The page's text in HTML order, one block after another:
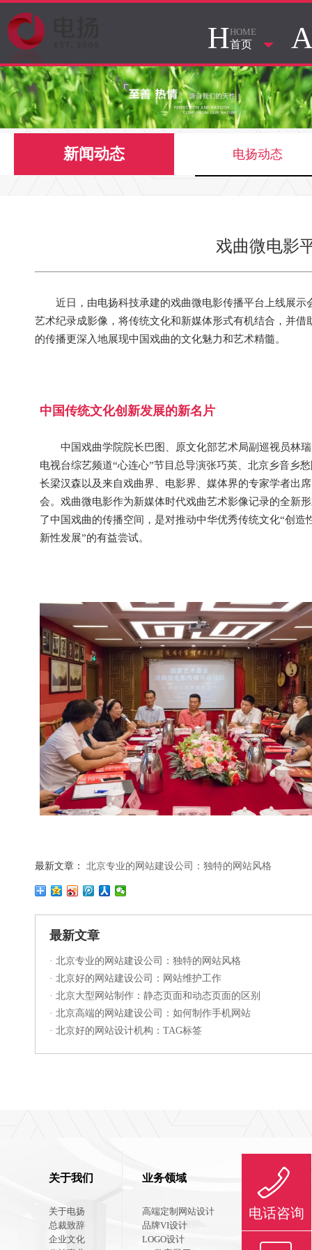
HHOME
首页
新闻动态 电扬动态
戏曲微电影
近日，由电扬科技承建的戏曲微电影传播平台上线展
艺术纪录成影像，将传统文化和新媒体形式有机结合，并
的传播更深入地展现中国戏曲的文化魅力和艺术精髓。
中国传统文化创新发展的新名片
中国戏曲学院院长巴图、原文化部艺术局副巡视员林
电视台综艺频道“心连心”节目总导演张巧英、北京乡音乡
长梁汉森以及来自戏曲界、电影界、媒体界的专家学者出
会。戏曲微电影作为新媒体时代戏曲艺术影像记录的全新
了中国戏曲的传播空间，是对推动中华优秀传统文化“创造
新性发展”的有益尝试。
最新文章： 北京专业的网站建设公司：独特的网站风格
最新文章
· 北京专业的网站建设公司：独特的网站风格
· 北京好的网站建设公司：网站维护工作
· 北京大型网站制作：静态页面和动态页面的区别
· 北京高端的网站建设公司：如何制作手机网站
· 北京好的网站设计机构：TAG标签
关于我们
关于电扬
总裁致辞
企业文化
业务领域
高端定制网站设计
品牌VI设计
LOGO设计
联系我们
联系方式
电话咨询